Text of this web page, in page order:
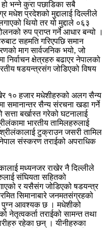
भन्ने कुरा पछाडिका सबै
मधेश प्रदेशको मुद्दालाई दिल्लीले
थियो तर यो मुद्दाले ०६३
रुप प्राप्त गर्ने आधार बन्यो ।
सहमति गरिएपछि समान
माग सार्वजनिक भयो, जो
क्षेत्रहरु बढाएर नेपालको
षडयन्त्रसंग जोडिएको विषय
१० हजार मधेशीहरुको अलग सैन्य
समानान्तर सैन्य संरचना खडा गर्ने
सत्ता बर्खास्त गरेको घटनालाई
भारतीय तामिलहरुलाई
श्रीलंकालाई टुक्राउन जसरी तामिल
संस्करण तराईको अपराधिक
मध्यनजर राखेर नै दिल्लीले
संघियता सहितको
र यसैसंग जोडिएको षडयन्त्र
सिमानाबारे जनमतसंग्रहको
पुग्न आवश्यक छ । मधेशीको
नेतृत्वकर्ता तराईको सामन्त तथा
रहेका छन् । यीनीहरुका